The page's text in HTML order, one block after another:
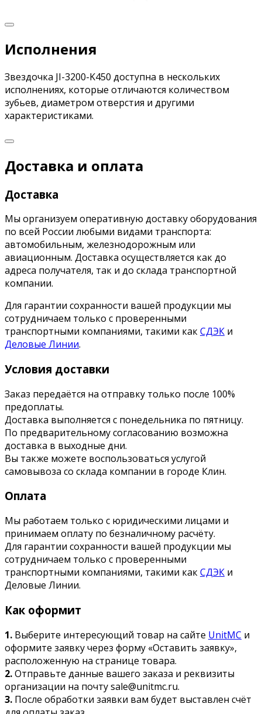
Исполнения
Звездочка JI-3200-K450 доступна в нескольких
исполнениях, которые отличаются количеством
зубьев, диаметром отверстия и другими
характеристиками.
Доставка и оплата
Доставка
Мы организуем оперативную доставку оборудования
по всей России любыми видами транспорта:
автомобильным, железнодорожным или
авиационным. Доставка осуществляется как до
адреса получателя, так и до склада транспортной
компании.
Для гарантии сохранности вашей продукции мы
сотрудничаем только с проверенными
транспортными компаниями, такими какСДЭК и
Деловые Линии.
Условия доставки
Заказ передаётся на отправку только после 100%
предоплаты.
Доставка выполняется с понедельника по пятницу.
По предварительному согласованию возможна
доставка в выходные дни.
Вы также можете воспользоваться услугой
самовывоза со склада компании в городе Клин.
Оплата
Мы работаем только с юридическими лицами и
принимаем оплату по безналичному расчёту.
Для гарантии сохранности вашей продукции мы
сотрудничаем только с проверенными
транспортными компаниями, такими какСДЭК и
Деловые Линии.
Как оформит
1. Выберите интересующий товар на сайте UnitMC и
оформите заявку через форму «Оставить заявку»,
расположенную на странице товара.
2.Отправьте данные вашего заказа и реквизиты
организации на почту sale@unitmc.ru.
3. После обработки заявки вам будет выставлен счёт